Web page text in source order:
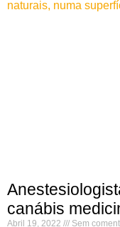
canábis
Abril 19, 2022 Sem